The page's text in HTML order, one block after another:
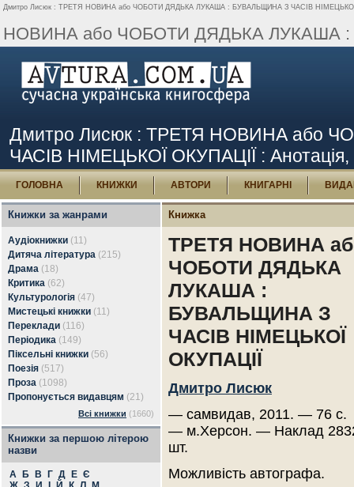
Дмитро Лисюк : ТРЕТЯ НОВИНА або ЧОБОТИ ДЯДЬКА ЛУКАША : БУВАЛЬЩИНА З ЧАСІВ НІМЕЦЬКОЇ
НОВИНА або ЧОБОТИ ДЯДЬКА ЛУКАША :
Дмитро Лисюк : ТРЕТЯ НОВИНА або
ЧАСІВ НІМЕЦЬКОЇ ОКУПАЦІЇ : Анотація,
ГОЛОВНА КНИЖКИ АВТОРИ КНИГАРНІ
Книжки за жанрами
Аудіокнижки (11)
Дитяча література (215)
Драма (18)
Критика (62)
Культурологія (47)
Мистецькі книжки (11)
Переклади (116)
Періодика (149)
Піксельні книжки (56)
Поезія (517)
Проза (1098)
Пропонується видавцям (21)
Всі книжки (1660)
Книжки за першою літерою
назви
А Б В Г Д Е Є
Книжка
ТРЕТЯ НОВИНА
ЧОБОТИ ДЯДЬКА
ЛУКАША :
БУВАЛЬЩИНА З
ЧАСІВ НІМЕЦЬКОЇ
ОКУПАЦІЇ
Дмитро Лисюк
— самвидав, 2011. — 76 с.
— м.Херсон. — Наклад
шт.
Можливість автографа.